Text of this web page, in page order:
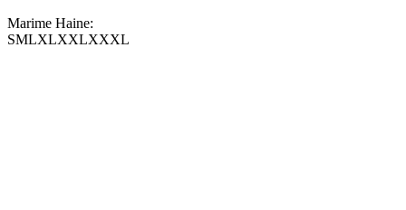
Marime Haine:
SMLXLXXLXXXL